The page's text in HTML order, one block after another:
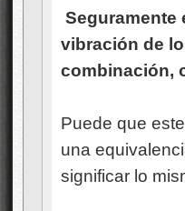
Seguramente
vibración de
combinación,
Puede que
una
significar lo